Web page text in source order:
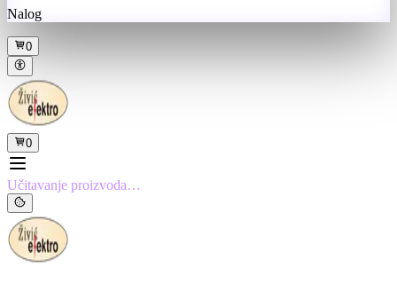
Nalog
0
0
Učitavanje proizvoda…